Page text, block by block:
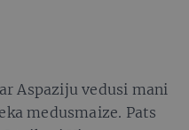
Aspaziju vedusi mani
medusmaize. Pats